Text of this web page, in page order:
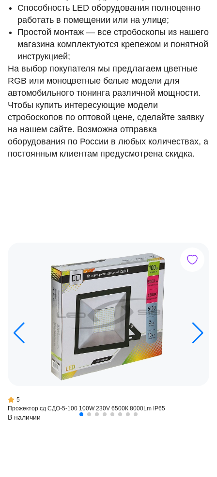
Способность LED оборудования полноценно
работать в помещении или на улице;
Простой монтаж — все стробоскопы из нашего
магазина комплектуются крепежом и понятной
инструкцией;
На выбор покупателя мы предлагаем цветные
RGB или моноцветные белые модели для
автомобильного тюнинга различной мощности.
Чтобы купить интересующие модели
стробоскопов по оптовой цене, сделайте заявку
на нашем сайте. Возможна отправка
оборудования по России в любых количествах, а
постоянным клиентам предусмотрена скидка.
5
Прожектор сд СДО-5-100 100W 230V 6500К 8000Lm IP65
В наличии